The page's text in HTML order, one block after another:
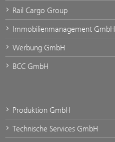
Rail Cargo Group
Immobilienmanagement GmbH
Werbung GmbH
BCC GmbH
Produktion GmbH
Technische Services GmbH